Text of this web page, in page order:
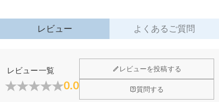
レビュー よくあるご質問
レビュー一覧
0.0
レビューを投稿する
質問する
ホーム＆雑貨
大量注文の制作は承っておりますか？
はい、対応可能です。ご希望の数量、デザイン、文字内容、ご